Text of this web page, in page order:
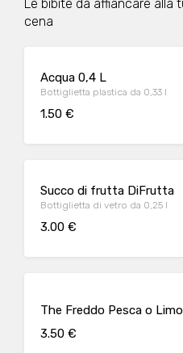
Le bibite da affiancare alla
cena
Acqua 0,4 L
Bottiglietta plastica da 0,33 l
1.50 €
Succo di frutta DiFrutta
Bottiglietta di vetro da 0,25 l
3.00 €
The Freddo Pesca o
3.50 €